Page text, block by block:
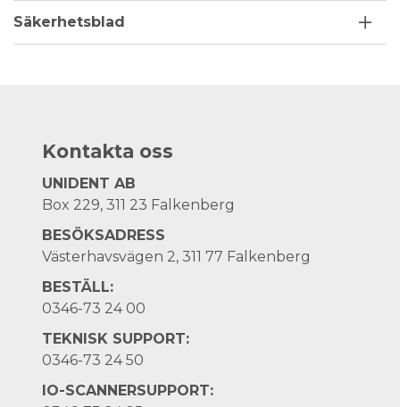
Säkerhetsblad
Kontakta oss
UNIDENT AB
Box 229, 311 23 Falkenberg
BESÖKSADRESS
Västerhavsvägen 2, 311 77 Falkenberg
BESTÄLL:
0346-73 24 00
TEKNISK SUPPORT:
0346-73 24 50
IO-SCANNERSUPPORT: